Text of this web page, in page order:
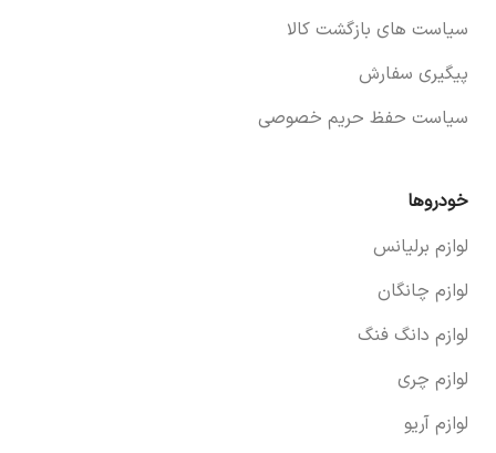
سیاست های بازگشت کالا
پیگیری سفارش
سیاست حفظ حریم خصوصی
خودروها
لوازم برلیانس
لوازم چانگان
لوازم دانگ فنگ
لوازم چری
لوازم آریو